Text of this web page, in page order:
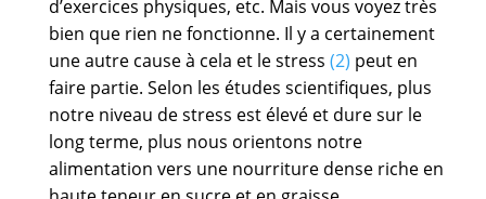
d’exercices physiques, etc. Mais vous voyez très
bien que rien ne fonctionne. Il y a certainement
une autre cause à cela et le stress (2) peut en
faire partie. Selon les études scientifiques, plus
notre niveau de stress est élevé et dure sur le
long terme, plus nous orientons notre
alimentation vers une nourriture dense riche en